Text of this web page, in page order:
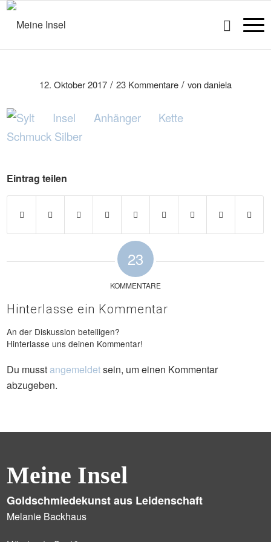
12. Oktober 2017 / 23 Kommentare / vondaniela
Eintrag teilen
23
KOMMENTARE
Hinterlasse ein Kommentar
An der Diskussion beteiligen?
Hinterlasse uns deinen Kommentar!
Du musst angemeldetsein, um einen Kommentar
abzugeben.
Meine Insel
Goldschmiedekunst aus Leidenschaft
Melanie Backhaus